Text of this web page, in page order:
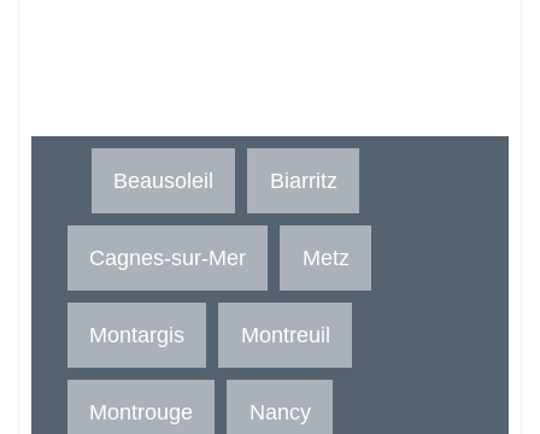
Beausoleil Biarritz
Cagnes-sur-Mer Metz
Montargis Montreuil
Montrouge Nancy